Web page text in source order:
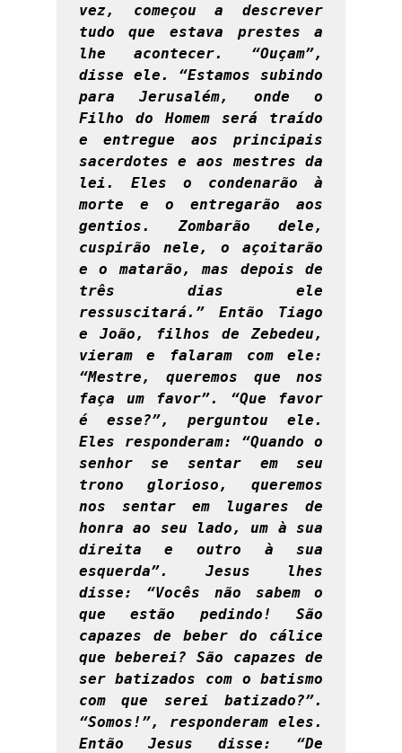
vez, começou a descrever
tudo que estava prestes a
lhe acontecer. “Ouçam”,
disse ele. “Estamos subindo
para Jerusalém, onde o
Filho do Homem será traído
e entregue aos principais
sacerdotes e aos mestres da
lei. Eles o condenarão à
morte e o entregarão aos
gentios. Zombarão dele,
cuspirão nele, o açoitarão
e o matarão, mas depois de
três dias ele
ressuscitará.” Então Tiago
e João, filhos de Zebedeu,
vieram e falaram com ele:
“Mestre, queremos que nos
faça um favor”. “Que favor
é esse?”, perguntou ele.
Eles responderam: “Quando o
senhor se sentar em seu
trono glorioso, queremos
nos sentar em lugares de
honra ao seu lado, um à sua
direita e outro à sua
esquerda”. Jesus lhes
disse: “Vocês não sabem o
que estão pedindo! São
capazes de beber do cálice
que beberei? São capazes de
ser batizados com o batismo
com que serei batizado?”.
“Somos!”, responderam eles.
Então Jesus disse: “De